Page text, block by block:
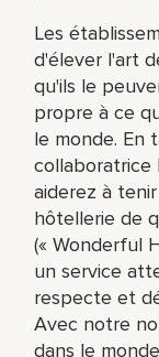
Les
d'élever l'art
qu'ils le
propre à ce
le monde. En
collaboratrice
aiderez à
hôtellerie de
(« Wonderful
un service
respecte et
Avec notre
dans le